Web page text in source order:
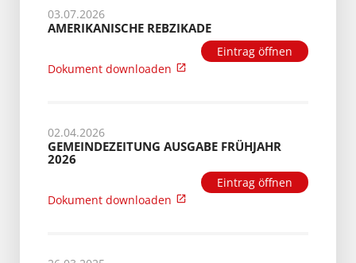
03.07.2026
AMERIKANISCHE REBZIKADE
Eintrag öffnen
Dokument downloaden
02.04.2026
GEMEINDEZEITUNG AUSGABE FRÜHJAHR
2026
Eintrag öffnen
Dokument downloaden